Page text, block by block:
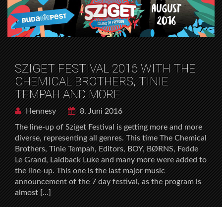
SZIGET FESTIVAL 2016 WITH THE
CHEMICAL BROTHERS, TINIE
TEMPAH AND MORE
Hennesy
8. Juni 2016
The line-up of Sziget Festival is getting more and more
diverse, representing all genres. This time The Chemical
Brothers, Tinie Tempah, Editors, BOY, BØRNS, Fedde
Le Grand, Laidback Luke and many more were added to
the line-up. This one is the last major music
announcement of the 7 day festival, as the program is
almost […]